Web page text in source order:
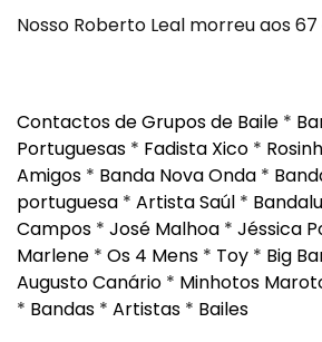
Nosso Roberto Leal morreu aos
Contactos de Grupos de Baile *
Portuguesas * Fadista Xico *
Amigos * Banda Nova Onda *
portuguesa * Artista Saúl *
Campos * José Malhoa * Jéssica
Marlene * Os 4 Mens * Toy * Big
Augusto Canário * Minhotos
* Bandas * Artistas * Bailes